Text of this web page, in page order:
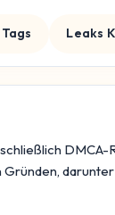
Leaks
DMCA-